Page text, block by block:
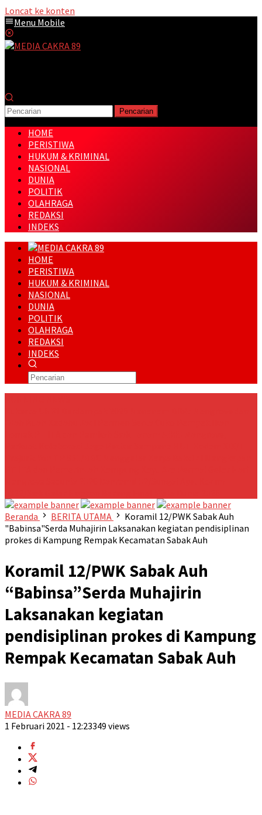
Loncat ke konten
Menu Mobile
Pencarian
HOME
PERISTIWA
HUKUM & KRIMINAL
NASIONAL
DUNIA
POLITIK
OLAHRAGA
REDAKSI
INDEKS
HOME
PERISTIWA
HUKUM & KRIMINAL
NASIONAL
DUNIA
POLITIK
OLAHRAGA
REDAKSI
INDEKS
Beranda
BERITA UTAMA
Koramil 12/PWK Sabak Auh
"Babinsa"Serda Muhajirin Laksanakan kegiatan pendisiplinan
prokes di Kampung Rempak Kecamatan Sabak Auh
Koramil 12/PWK Sabak Auh
“Babinsa”Serda Muhajirin
Laksanakan kegiatan
pendisiplinan prokes di Kampung
Rempak Kecamatan Sabak Auh
MEDIA CAKRA 89
1 Februari 2021 - 12:23349 views